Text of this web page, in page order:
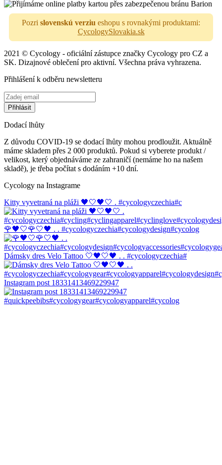
Pozri slovenskú verziu eshopu s rovnakými produktami:
CycologySlovakia.sk
2021 © Cycology - oficiální zástupce značky Cycology pro CZ a
SK. Dizajnové oblečení pro aktivní. Všechna práva vyhrazena.
Přihlášení k odběru newsletteru
Dodací lhůty
Z důvodu COVID-19 se dodací lhůty mohou prodloužit. Aktuálně
máme skladem přes 2 000 produktů. Pokud si vyberete produkt /
velikost, který objednáváme ze zahraničí (nemáme ho na našem
skladě), je třeba počítat s dodáním +10 dní.
Cycology na Instagrame
Kitty vyvetraná na pláži 🖤🤍🖤🤍 . #cycologyczechia#c
🌹🖤🤍🌹🤍🖤 . . #cycologyczechia#cycologydesign#cycolog
Dámsky dres Velo Tattoo 🤍🖤🤍🖤 . . #cycologyczechia#
Instagram post 18331413469229947
#quickpeebibs#cycologygear#cycologyapparel#cycolog